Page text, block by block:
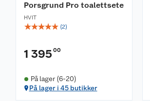
Porsgrund Pro toalettsete
HVIT
☆☆☆☆☆ (2)
1 395 00
På lager (6-20)
På lager i 45 butikker